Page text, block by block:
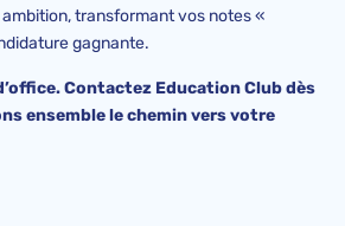
transformant vos notes «
gagnante.
Contactez Education Club dès
ensemble le chemin vers votre